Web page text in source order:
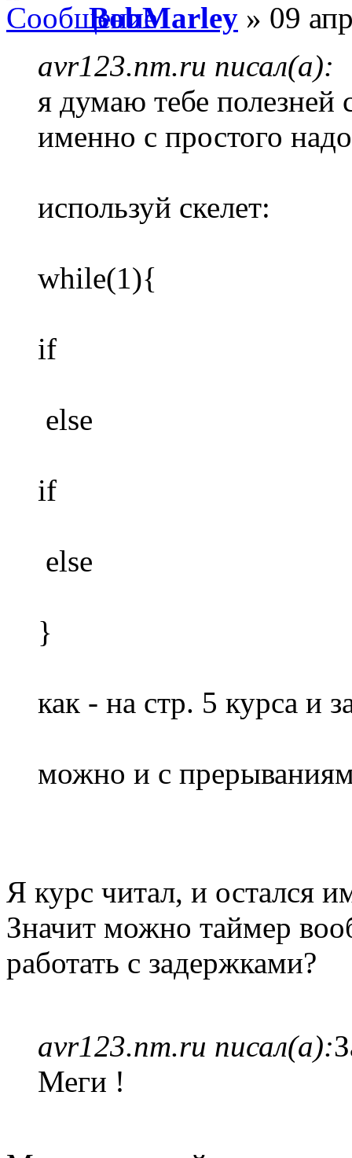
BobMarley » 09
avr123.nm.ru писал(а):
я думаю тебе полезней
именно с простого
используй скелет:
while(1){
if
else
if
else
}
как - на стр. 5 курса и
можно и с
Я курс читал, и остался
Значит можно таймер
работать с задержками?
avr123.nm.ru писал(а):
Меги !